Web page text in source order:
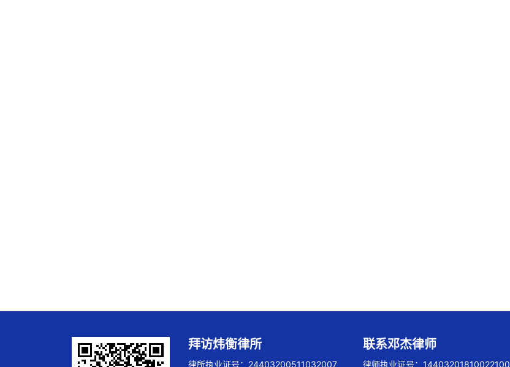
拜访炜衡律所
律所执业证号：24403200511032007
联系邓杰律师
律师执业证号：14403201810022100